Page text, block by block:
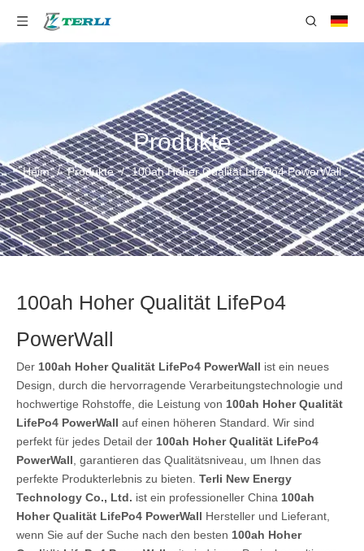
Produkte
Heim / Produkte / 100ah Hoher Qualität LifePo4 PowerWall
100ah Hoher Qualität LifePo4
PowerWall
Der 100ah Hoher Qualität LifePo4 PowerWall ist ein neues
Design, durch die hervorragende Verarbeitungstechnologie und
hochwertige Rohstoffe, die Leistung von 100ah Hoher Qualität
LifePo4 PowerWall auf einen höheren Standard. Wir sind
perfekt für jedes Detail der 100ah Hoher Qualität LifePo4
PowerWall , garantieren das Qualitätsniveau, um Ihnen das
perfekte Produkterlebnis zu bieten. Terli New Energy
Technology Co., Ltd. ist ein professioneller China 100ah
Hoher Qualität LifePo4 PowerWall Hersteller und Lieferant,
wenn Sie auf der Suche nach den besten 100ah Hoher